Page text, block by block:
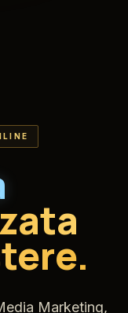
Marketing,